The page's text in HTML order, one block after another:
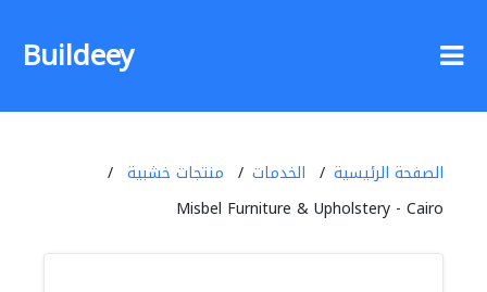
Buildeey
الصفحة الرئيسية الخدمات
منتجات خشبية
Misbel Furniture & Upholstery - Cairo